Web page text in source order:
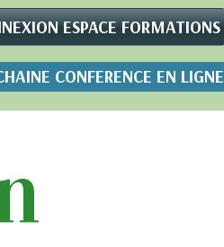
ESPACE FORMATIONS
CONFERENCE EN LIGNE